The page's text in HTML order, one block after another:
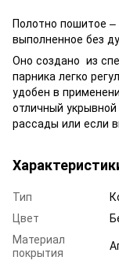
Полотно пошитое –
выполненное без
Оно создано из
парника легко
удобен в
отличный
рассады или если
Тип
Цвет
Материал
покрытия